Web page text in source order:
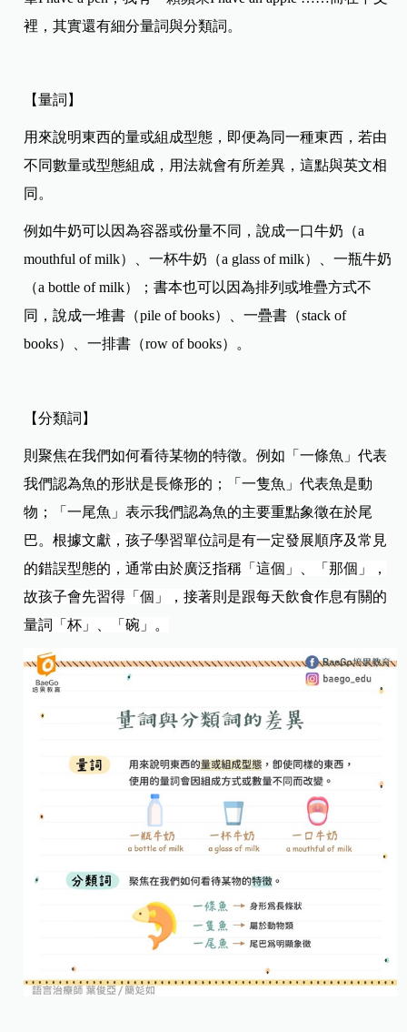
裡，其實還有細分量詞與分類詞。​
【量詞】 ​
用來說明東西的量或組成型態，即便為同一種東西，若由
不同數量或型態組成，用法就會有所差異，這點與英文相
同。​
例如牛奶可以因為容器或份量不同，說成一口牛奶（a
mouthful of milk）、一杯牛奶（a glass of milk）、一瓶牛奶
（a bottle of milk）；書本也可以因為排列或堆疊方式不
同，說成一堆書（pile of books）、一疊書（stack of
books）、一排書（row of books）。​
【分類詞】 ​
則聚焦在我們如何看待某物的特徵。​例如「一條魚」代表
我們認為魚的形狀是長條形的；「一隻魚」代表魚是動
物；「一尾魚」表示我們認為魚的主要重點象徵在於尾
巴。​根據文獻，孩子學習單位詞是有一定發展順序及常見
的錯誤型態的，通常由於廣泛指稱「這個」、「那個」，
故孩子會先習得「個」，接著則是跟每天飲食作息有關的
量詞「杯」、「碗」。​